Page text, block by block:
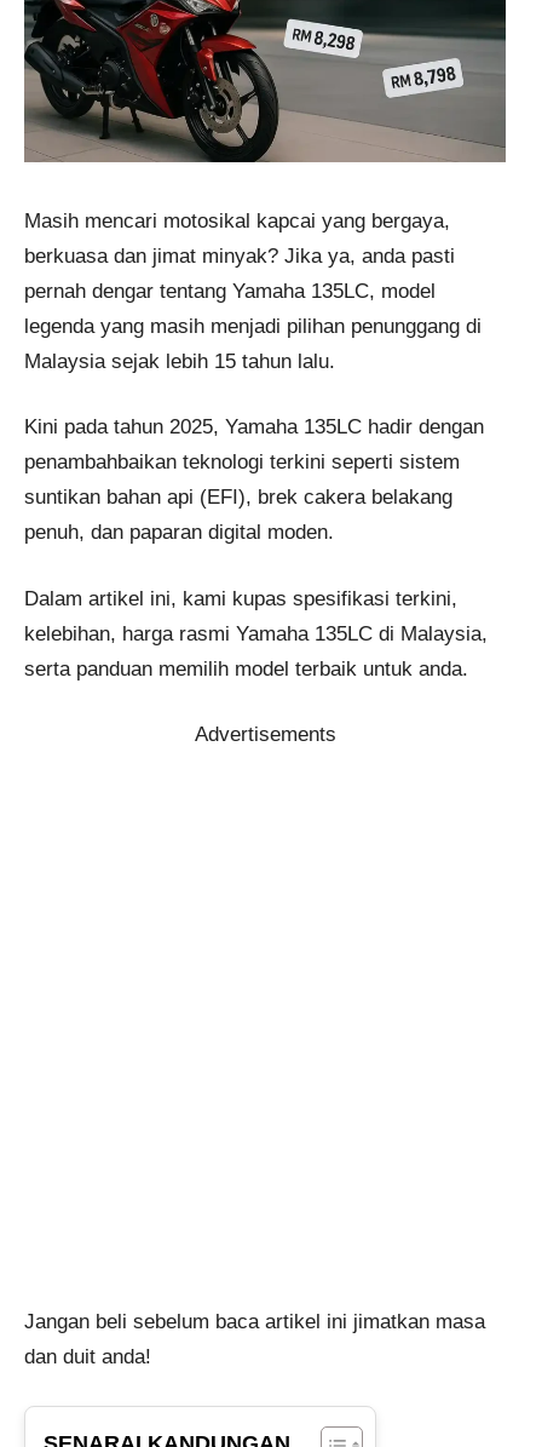
Masih mencari motosikal kapcai yang bergaya,
berkuasa dan jimat minyak? Jika ya, anda pasti
pernah dengar tentang Yamaha 135LC, model
legenda yang masih menjadi pilihan penunggang di
Malaysia sejak lebih 15 tahun lalu.
Kini pada tahun 2025, Yamaha 135LC hadir dengan
penambahbaikan teknologi terkini seperti sistem
suntikan bahan api (EFI), brek cakera belakang
penuh, dan paparan digital moden.
Dalam artikel ini, kami kupas spesifikasi terkini,
kelebihan, harga rasmi Yamaha 135LC di Malaysia,
serta panduan memilih model terbaik untuk anda.
Advertisements
Jangan beli sebelum baca artikel ini jimatkan masa
dan duit anda!